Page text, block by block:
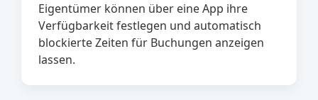
Eigentümer können über eine App ihre
Verfügbarkeit festlegen und automatisch
blockierte Zeiten für Buchungen anzeigen
lassen.